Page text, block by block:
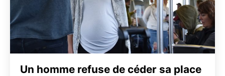
Un homme refuse de céder sa place